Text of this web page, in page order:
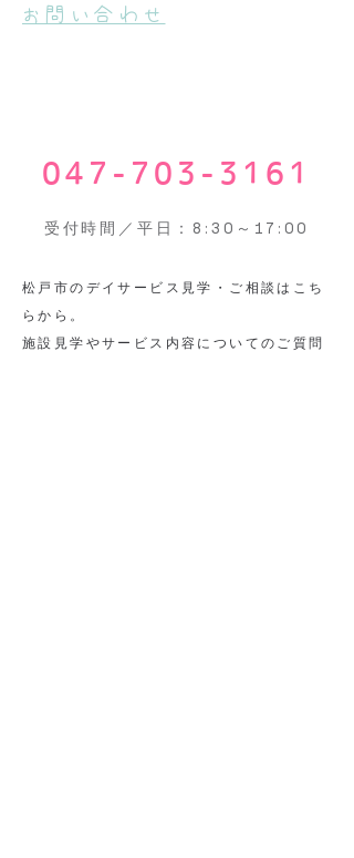
​お問い合わせ
047-703-3161
受付時間／平日：8:30～17:00
​松戸市のデイサービス見学・ご相談はこち
らから。
施設見学やサービス内容についてのご質問